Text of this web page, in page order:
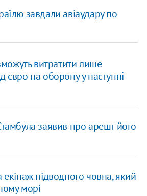
завдали авіаудару по
витратити лише
євро на оборону у наступні
заявив про арешт його
екіпаж підводного човна, який
морі